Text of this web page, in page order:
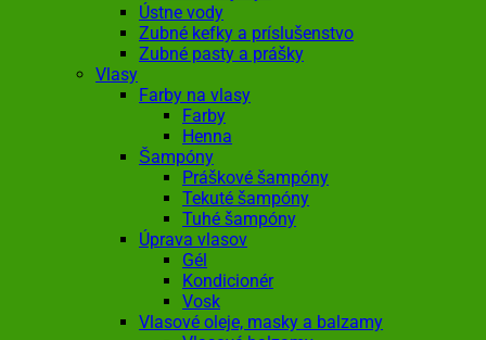
Ústne vody
Zubné kefky a príslušenstvo
Zubné pasty a prášky
Vlasy
Farby na vlasy
Farby
Henna
Šampóny
Práškové šampóny
Tekuté šampóny
Tuhé šampóny
Úprava vlasov
Gél
Kondicionér
Vosk
Vlasové oleje, masky a balzamy